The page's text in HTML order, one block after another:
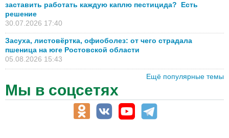
заставить работать каждую каплю пестицида? Есть
решение
30.07.2026 17:40
Засуха, листовёртка, офиоболез: от чего страдала
пшеница на юге Ростовской области
05.08.2026 15:43
Ещё популярные темы
Мы в соцсетях